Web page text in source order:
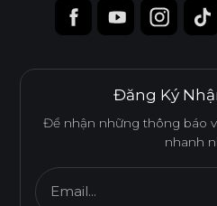
Đăng Ký
Để nhận những thông báo
nhanh
Email...